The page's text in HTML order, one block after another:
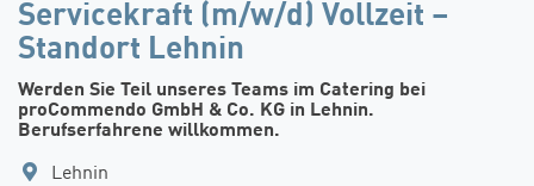
Servicekraft (m/w/d) Vollzeit –
Standort Lehnin
Werden Sie Teil unseres Teams im Catering bei
proCommendo GmbH & Co. KG in Lehnin.
Berufserfahrene willkommen.
Lehnin